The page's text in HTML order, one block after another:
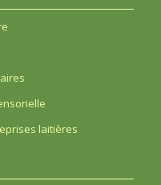
laitières